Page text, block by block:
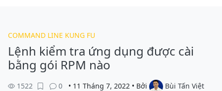
COMMAND LINE KUNG FU
Lệnh kiểm tra ứng dụng được cài
bằng gói RPM nào
1522 0 • 11 Tháng 7, 2022 • Bởi Bùi Tấn Việt